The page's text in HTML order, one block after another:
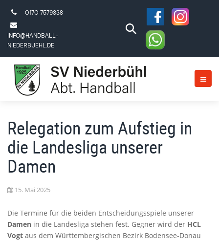
0170 7579338
INFO@HANDBALL-
NIEDERBUEHL.DE
Relegation zum Aufstieg in
die Landesliga unserer
Damen
15. Mai 2025
Die Termine für die beiden Entscheidungsspiele unserer
Damen in die Landesliga stehen fest. Gegner wird der HCL
Vogt aus dem Württembergischen Bezirk Bodensee-Donau